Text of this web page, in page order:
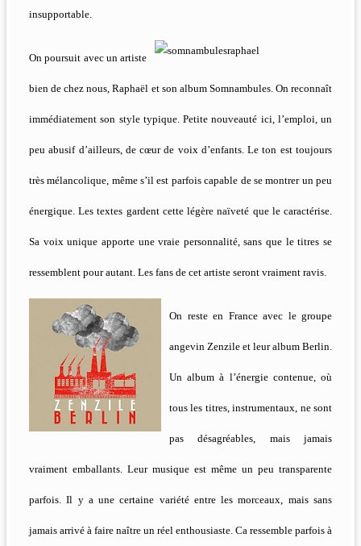
insupportable.
On poursuit avec un artiste
bien de chez nous, Raphaël et son album Somnambules. On reconnaît
immédiatement son style typique. Petite nouveauté ici, l’emploi, un
peu abusif d’ailleurs, de cœur de voix d’enfants. Le ton est toujours
très mélancolique, même s’il est parfois capable de se montrer un peu
énergique. Les textes gardent cette légère naïveté que le caractérise.
Sa voix unique apporte une vraie personnalité, sans que le titres se
ressemblent pour autant. Les fans de cet artiste seront vraiment ravis.
On reste en France avec le groupe
angevin Zenzile et leur album Berlin.
Un album à l’énergie contenue, où
tous les titres, instrumentaux, ne sont
pas désagréables, mais jamais
vraiment emballants. Leur musique est même un peu transparente
parfois. Il y a une certaine variété entre les morceaux, mais sans
jamais arrivé à faire naître un réel enthousiaste. Ca ressemble parfois à